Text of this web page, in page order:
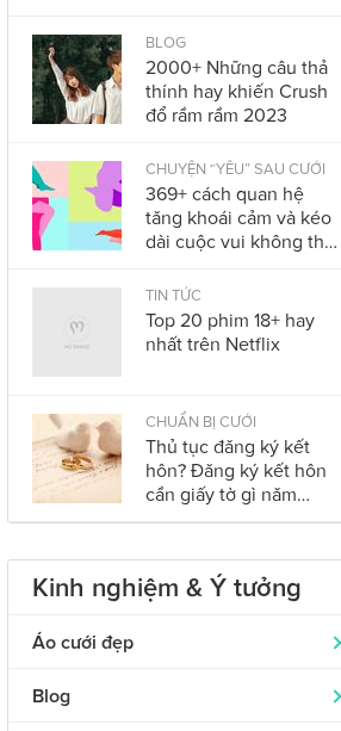
BLOG
2000+ Những câu thả
thính hay khiến Crush
đổ rầm rầm 2023
CHUYỆN “YÊU” SAU CƯỚI
369+ cách quan hệ
tăng khoái cảm và kéo
dài cuộc vui không thể
2023
TIN TỨC
Top 20 phim 18+ hay
nhất trên Netflix
CHUẨN BỊ CƯỚI
Thủ tục đăng ký kết
hôn? Đăng ký kết hôn
cần giấy tờ gì năm
2023?
Kinh nghiệm & Ý tưởng
Áo cưới đẹp
Áo dài cưới
319
Blog